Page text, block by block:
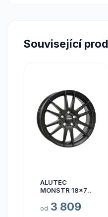
Související
ALUTEC
MONSTR 18x7.5
od 3 809